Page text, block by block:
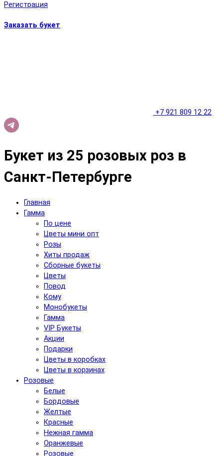
Регистрация
Заказать букет
+7 921 809 12 22
Букет из 25 розовых роз в
Санкт-Петербурге
Главная
Гамма
По цене
Цветы мини опт
Розы
Хиты продаж
Сборные букеты
Цветы
Повод
Кому
Монобукеты
Гамма
VIP Букеты
Акции
Подарки
Цветы в коробках
Цветы в корзинах
Розовые
Белые
Бордовые
Желтые
Красные
Нежная гамма
Оранжевые
Розовые